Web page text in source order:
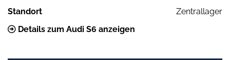
Standort
Zentrallager
Details zum Audi S6 anzeigen